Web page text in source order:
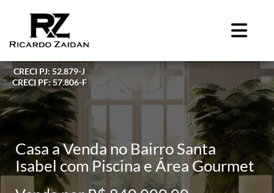
CRECI PJ: 52.879-J
CRECI PF: 57.806-F
Casa a Venda no Bairro Santa
Isabel com Piscina e Área Gourmet